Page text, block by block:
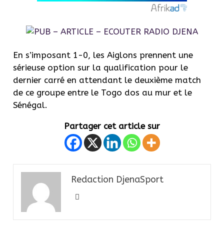
En s’imposant 1-0, les Aiglons prennent une
sérieuse option sur la qualification pour le
dernier carré en attendant le deuxième match
de ce groupe entre le Togo dos au mur et le
Sénégal.
Partager cet article sur
Redaction DjenaSport